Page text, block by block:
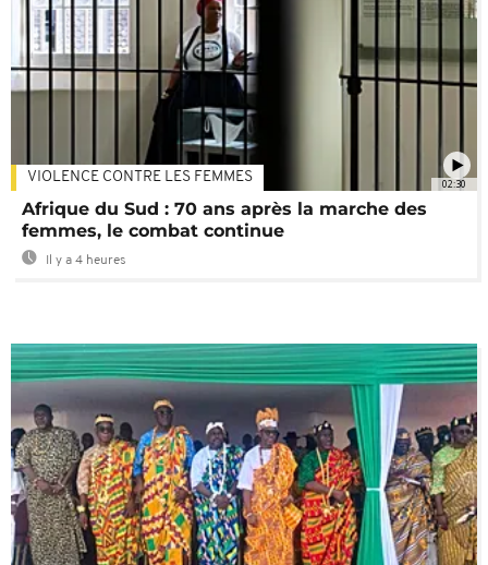
02:30
VIOLENCE CONTRE LES FEMMES
Afrique du Sud : 70 ans après la marche des
femmes, le combat continue
Il y a 4 heures